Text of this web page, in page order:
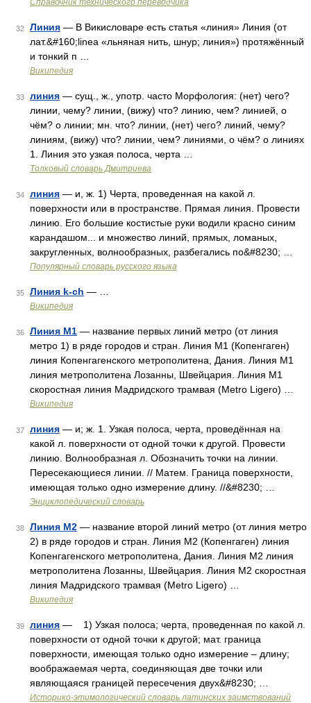
Справочник технического переводчика
32 Линия — В Викисловаре есть статья «линия» Линия (от
лат.&#160;linea «льняная нить, шнур; линия») протяжённый
и тонкий п …
Википедия
33 линия — сущ., ж., употр. часто Морфология: (нет) чего?
линии, чему? линии, (вижу) что? линию, чем? линией, о
чём? о линии; мн. что? линии, (нет) чего? линий, чему?
линиям, (вижу) что? линии, чем? линиями, о чём? о линиях
1. Линия это узкая полоса, черта …
Толковый словарь Дмитриева
34 линия — и, ж. 1) Черта, проведенная на какой л.
поверхности или в пространстве. Прямая линия. Провести
линию. Его большие костистые руки водили красно синим
карандашом... и множество линий, прямых, ломаных,
закругленных, волнообразных, разбегались по&#8230; …
Популярный словарь русского языка
35 Линия k-ch — …
Википедия
36 Линия M1 — название первых линий метро (от линия
метро 1) в ряде городов и стран. Линия M1 (Копенгаген)
линия Копенгагенского метрополитена, Дания. Линия М1
линия метрополитена Лозанны, Швейцария. Линия М1
скоростная линия Мадридского трамвая (Metro Ligero) …
Википедия
37 линия — и; ж. 1. Узкая полоса, черта, проведённая на
какой л. поверхности от одной точки к другой. Провести
линию. Волнообразная л. Обозначить точки на линии.
Пересекающиеся линии. // Матем. Граница поверхности,
имеющая только одно измерение длину. //&#8230; …
Энциклопедический словарь
38 Линия M2 — название второй линий метро (от линия метро
2) в ряде городов и стран. Линия M2 (Копенгаген) линия
Копенгагенского метрополитена, Дания. Линия М2 линия
метрополитена Лозанны, Швейцария. Линия М2 скоростная
линия Мадридского трамвая (Metro Ligero) …
Википедия
39 линия — 1) Узкая полоса; черта, проведенная по какой л.
поверхности от одной точки к другой; мат. граница
поверхности, имеющая только одно измерение – длину;
воображаемая черта, соединяющая две точки или
являющаяся границей пересечения двух&#8230; …
Историко-этимологический словарь латинских заимствований